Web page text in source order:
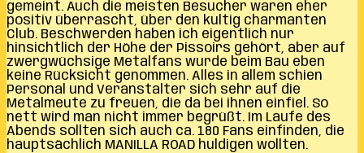
gemeint. Auch die meisten Besucher waren eher
positiv überrascht, über den kultig charmanten
Club. Beschwerden haben ich eigentlich nur
hinsichtlich der Höhe der Pissoirs gehört, aber auf
zwergwüchsige Metalfans wurde beim Bau eben
keine Rücksicht genommen. Alles in allem schien
Personal und Veranstalter sich sehr auf die
Metalmeute zu freuen, die da bei ihnen einfiel. So
nett wird man nicht immer begrüßt. Im Laufe des
Abends sollten sich auch ca. 180 Fans einfinden, die
hauptsächlich MANILLA ROAD huldigen wollten.